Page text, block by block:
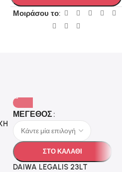
Μοιράσου το:
ΜΈΓΕΘΟΣ
ΣΤΟ ΚΑΛΑΘΙ
DAIWA LEGALIS 23LT